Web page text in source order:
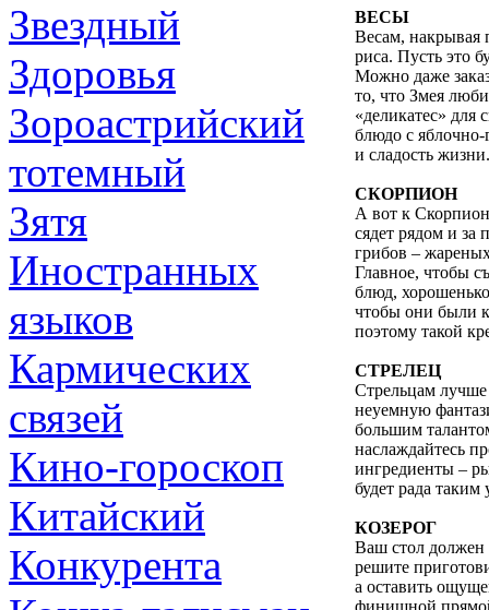
Звездный
Здоровья
Зороастрийский
тотемный
Зятя
Иностранных
языков
Кармических
связей
Кино-гороскоп
Китайский
Конкурента
ВЕСЫ
Весам, накрывая
риса. Пусть это
Можно даже
то, что Змея
«деликатес» для
блюдо с яблочно-
и сладость жизни.
СКОРПИОН
А вот к
сядет рядом и за
грибов –
Главное, чтобы
блюд,
чтобы они были
поэтому такой
СТРЕЛЕЦ
Стрельцам
неуемную
большим
наслаждайтесь
ингредиенты –
будет рада
КОЗЕРОГ
Ваш стол должен
решите
а оставить
финишной